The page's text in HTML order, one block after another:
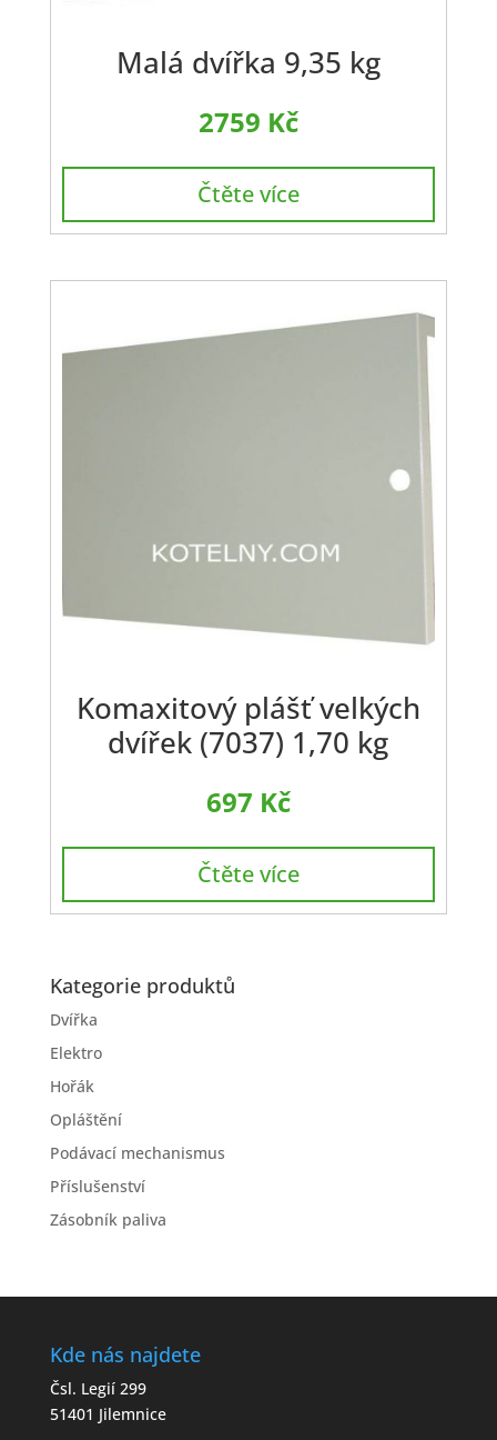
Malá dvířka 9,35 kg
2759 Kč
Čtěte více
Komaxitový plášť velkých
dvířek (7037) 1,70 kg
697 Kč
Čtěte více
Kategorie produktů
Dvířka
Elektro
Hořák
Opláštění
Podávací mechanismus
Příslušenství
Zásobník paliva
Kde nás najdete
Čsl. Legií 299
51401 Jilemnice